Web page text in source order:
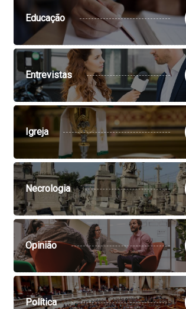
Educação
Entrevistas
Igreja
Necrologia
Opinião
Política